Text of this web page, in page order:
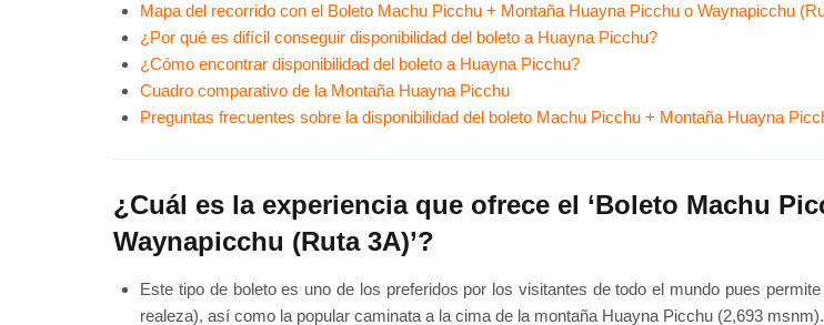
Mapa del recorrido con el Boleto Machu Picchu + Montaña Huayna Picchu o Waynapicchu
¿Por qué es difícil conseguir disponibilidad del boleto a Huayna Picchu?
¿Cómo encontrar disponibilidad del boleto a Huayna Picchu?
Cuadro comparativo de la Montaña Huayna Picchu
Preguntas frecuentes sobre la disponibilidad del boleto Machu Picchu + Montaña Huayna
¿Cuál es la experiencia que ofrece el ‘Boleto Machu
Waynapicchu (Ruta 3A)’?
Este tipo de boleto es uno de los preferidos por los visitantes de todo el mundo pues
realeza), así como la popular caminata a la cima de la montaña Huayna Picchu (2,693 msnm).